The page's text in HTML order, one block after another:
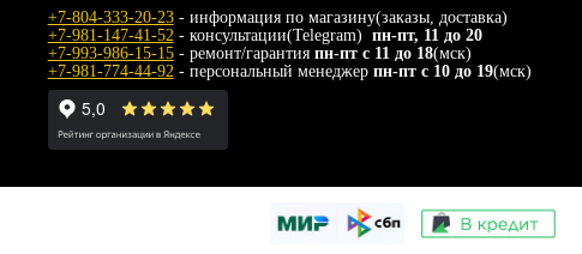
+7-804-333-20-23- информация по магазину(заказы, доставка)
+7-981-147-41-52- консультации(Telegram) пн-пт, 11 до 20
+7-993-986-15-15- ремонт/гарантия пн-пт с 11 до 18(мск)
+7-981-774-44-92- персональный менеджер пн-пт с 10 до 19(мск)